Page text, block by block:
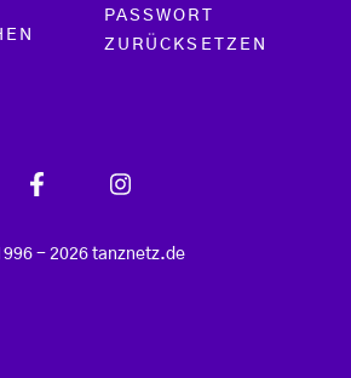
PASSWORT
ZURÜCKSETZEN
- 2026 tanznetz.de